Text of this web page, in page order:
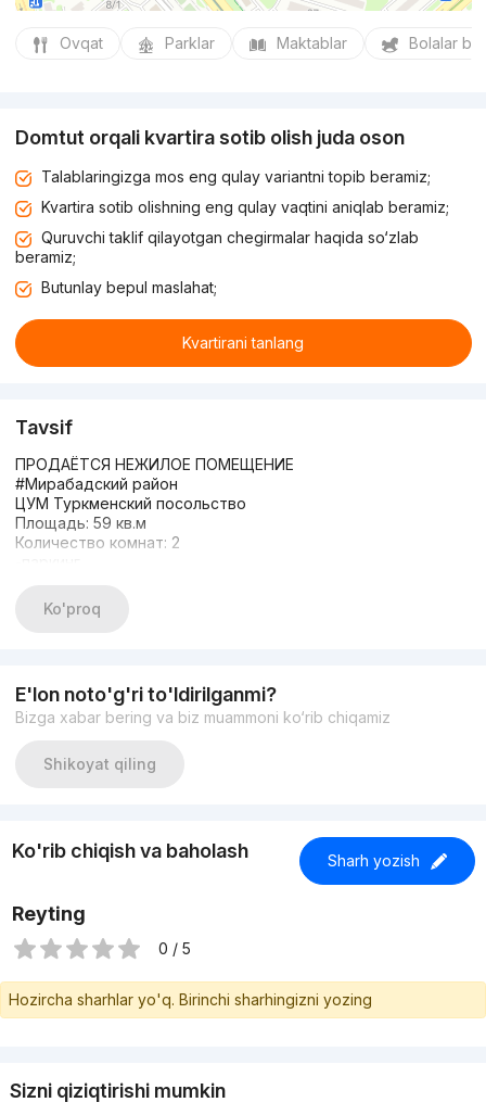
Ovqat Parklar Maktablar Bolalar
Domtut orqali kvartira sotib olish juda oson
Talablaringizga mos eng qulay variantni topib beramiz;
Kvartira sotib olishning eng qulay vaqtini aniqlab beramiz;
Quruvchi taklif qilayotgan chegirmalar haqida so‘zlab
beramiz;
Butunlay bepul maslahat;
Kvartirani tanlang
Tavsif
ПРОДАЁТСЯ НЕЖИЛОЕ ПОМЕЩЕНИЕ
#Мирабадский район
ЦУМ Туркменский посольство
Площадь: 59 кв.м
Количество комнат: 2
ЦЕНА: $155.000 торг
+998933373776
Ko'proq
E'lon noto'g'ri to'ldirilganmi?
Bizga xabar bering va biz muammoni ko‘rib chiqamiz
Shikoyat qiling
Ko'rib chiqish va baholash Sharh yozish
Reyting
0 / 5
Hozircha sharhlar yo'q. Birinchi sharhingizni yozing
Sizni qiziqtirishi mumkin